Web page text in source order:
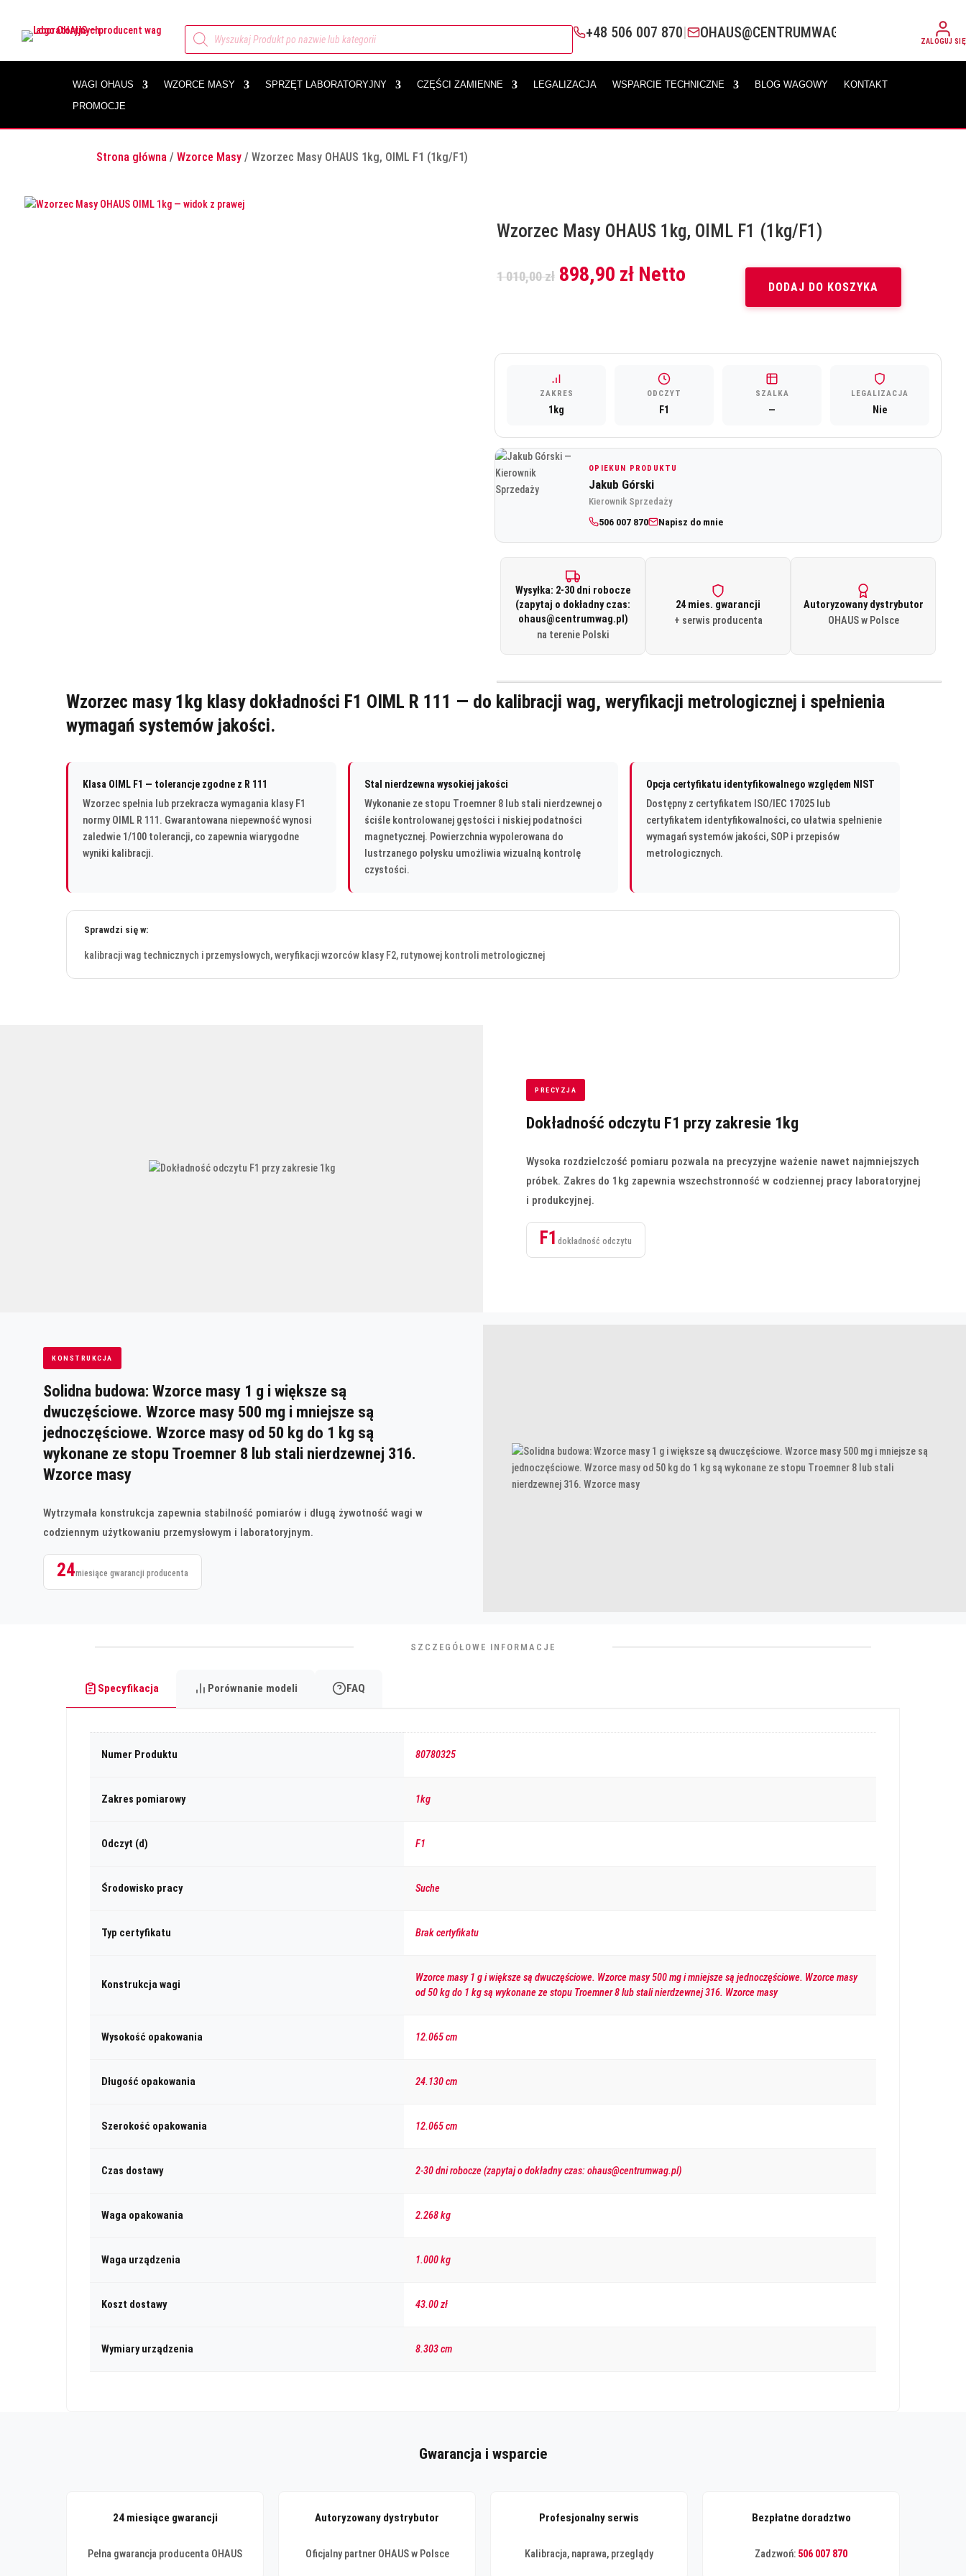
Wyszukiwarka
produktów
+48 506 007 870| OHAUS@CENTRUMWAG.PL
ZALOGUJ SIĘ
WAGI OHAUS WZORCE MASY SPRZĘT LABORATORYJNY CZĘŚCI ZAMIENNE LEGALIZACJA WSPARCIE TECHNICZNE BLOG WAGOWY
KONTAKT
PROMOCJE
Wzorzec masy 1kg klasy dokładności F1 OIML R 111 — do kalibracji wag, weryfikacji metrologicznej i spełnienia
wymagań systemów jakości.
Klasa OIML F1 — tolerancje zgodne z R 111
Wzorzec spełnia lub przekracza wymagania klasy F1
normy OIML R 111. Gwarantowana niepewność wynosi
zaledwie 1/100 tolerancji, co zapewnia wiarygodne
wyniki kalibracji.
Stal nierdzewna wysokiej jakości
Wykonanie ze stopu Troemner 8 lub stali nierdzewnej o
ściśle kontrolowanej gęstości i niskiej podatności
magnetycznej. Powierzchnia wypolerowana do
lustrzanego połysku umożliwia wizualną kontrolę
czystości.
Opcja certyfikatu identyfikowalnego względem NIST
Dostępny z certyfikatem ISO/IEC 17025 lub
certyfikatem identyfikowalności, co ułatwia spełnienie
wymagań systemów jakości, SOP i przepisów
metrologicznych.
Sprawdzi się w:
kalibracji wag technicznych i przemysłowych, weryfikacji wzorców klasy F2, rutynowej kontroli metrologicznej
PRECYZJA
Dokładność odczytu F1 przy zakresie 1kg
Wysoka rozdzielczość pomiaru pozwala na precyzyjne ważenie nawet najmniejszych
próbek. Zakres do 1kg zapewnia wszechstronność w codziennej pracy laboratoryjnej
i produkcyjnej.
F1 dokładność odczytu
KONSTRUKCJA
Solidna budowa: Wzorce masy 1 g i większe są
dwuczęściowe. Wzorce masy 500 mg i mniejsze są
jednoczęściowe. Wzorce masy od 50 kg do 1 kg są
wykonane ze stopu Troemner 8 lub stali nierdzewnej 316.
Wzorce masy
Wytrzymała konstrukcja zapewnia stabilność pomiarów i długą żywotność wagi w
codziennym użytkowaniu przemysłowym i laboratoryjnym.
24miesiące gwarancji producenta
SZCZEGÓŁOWE INFORMACJE
Specyfikacja Porównanie modeli FAQ
Numer Produktu 80780325
Zakres pomiarowy 1kg
Odczyt (d) F1
Środowisko pracy Suche
Typ certyfikatu Brak certyfikatu
Konstrukcja wagi
Wzorce masy 1 g i większe są dwuczęściowe. Wzorce masy 500 mg i mniejsze są jednoczęściowe. Wzorce masy
od 50 kg do 1 kg są wykonane ze stopu Troemner 8 lub stali nierdzewnej 316. Wzorce masy
Wysokość opakowania 12.065 cm
Długość opakowania 24.130 cm
Szerokość opakowania 12.065 cm
Czas dostawy 2-30 dni robocze (zapytaj o dokładny czas: ohaus@centrumwag.pl)
Waga opakowania 2.268 kg
Waga urządzenia 1.000 kg
Koszt dostawy 43.00 zł
Wymiary urządzenia 8.303 cm
Gwarancja i wsparcie
24 miesiące gwarancji
Pełna gwarancja producenta OHAUS
Autoryzowany dystrybutor
Oficjalny partner OHAUS w Polsce
Profesjonalny serwis
Kalibracja, naprawa, przeglądy
Bezpłatne doradztwo
Zadzwoń: 506 007 870
Strona główna /Wzorce Masy / Wzorzec Masy OHAUS 1kg, OIML F1 (1kg/F1)
Wzorzec Masy OHAUS 1kg, OIML F1 (1kg/F1)
1 010,00zł Pierwotna
cena
898,90 złAktualna
Netto
DODAJ DO KOSZYKA
ZAKRES
1kg
ODCZYT
F1
SZALKA
—
LEGALIZACJA
Nie
OPIEKUN PRODUKTU
Jakub Górski
Kierownik Sprzedaży
506 007 870 Napisz do mnie
Wysyłka: 2-30 dni robocze
(zapytaj o dokładny czas:
ohaus@centrumwag.pl)
na terenie Polski
24 mies. gwarancji
+ serwis producenta
Autoryzowany dystrybutor
OHAUS w Polsce